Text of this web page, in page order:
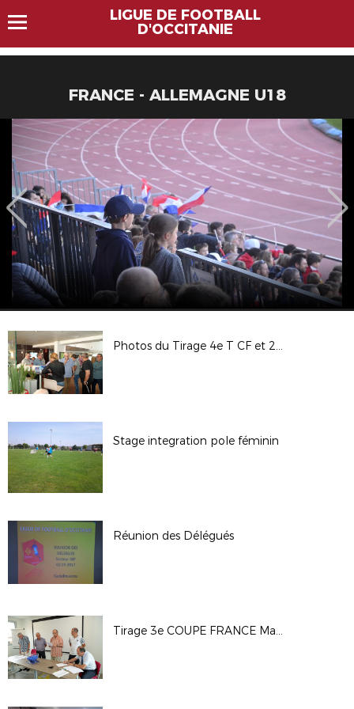
LIGUE DE FOOTBALL
D'OCCITANIE
FRANCE - ALLEMAGNE U18
Photos du Tirage 4e T CF et 2e CR - secteur LR - Sept 17
Stage integration pole féminin
Réunion des Délégués
Tirage 3e COUPE FRANCE Match secteur LR